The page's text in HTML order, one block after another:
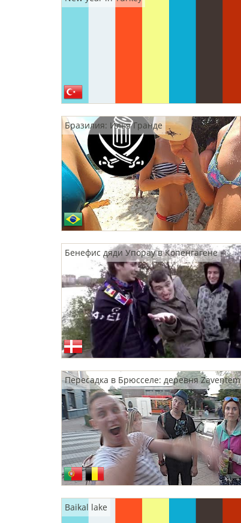
Бразилия: Илья Гранде
Бенефис дяди Упорау в Копенгагене
Пересадка в Брюсселе: деревня Zaventem
Baikal lake